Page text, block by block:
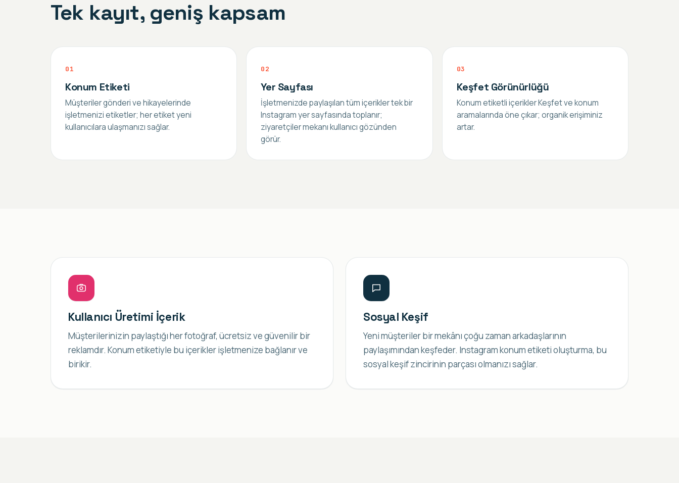
Tek kayıt, geniş kapsam
01
Konum Etiketi
Müşteriler gönderi ve hikayelerinde
işletmenizi etiketler; her etiket yeni
kullanıcılara ulaşmanızı sağlar.
02
Yer Sayfası
İşletmenizde paylaşılan tüm içerikler tek bir
Instagram yer sayfasında toplanır;
ziyaretçiler mekanı kullanıcı gözünden
görür.
03
Keşfet Görünürlüğü
Konum etiketli içerikler Keşfet ve konum
aramalarında öne çıkar; organik erişiminiz
artar.
Kullanıcı Üretimi İçerik
Müşterilerinizin paylaştığı her fotoğraf, ücretsiz ve güvenilir bir
reklamdır. Konum etiketiyle bu içerikler işletmenize bağlanır ve
birikir.
Sosyal Keşif
Yeni müşteriler bir mekânı çoğu zaman arkadaşlarının
paylaşımından keşfeder. Instagram konum etiketi oluşturma, bu
sosyal keşif zincirinin parçası olmanızı sağlar.